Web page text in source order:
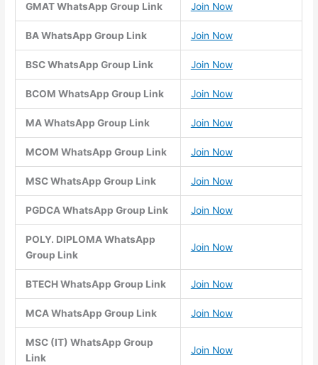
GMAT WhatsApp Group Link Join Now
BA WhatsApp Group Link Join Now
BSC WhatsApp Group Link Join Now
BCOM WhatsApp Group Link Join Now
MA WhatsApp Group Link Join Now
MCOM WhatsApp Group Link Join Now
MSC WhatsApp Group Link Join Now
PGDCA WhatsApp Group Link Join Now
POLY. DIPLOMA WhatsApp
Group Link
Join Now
BTECH WhatsApp Group Link Join Now
MCA WhatsApp Group Link Join Now
MSC (IT) WhatsApp Group
Link
Join Now